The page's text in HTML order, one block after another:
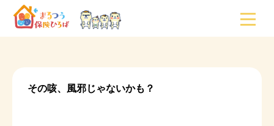
その咳、風邪じゃないかも？